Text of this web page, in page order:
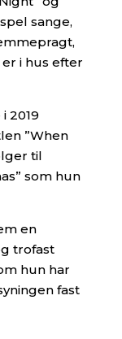
sange,
i hus efter
2019
”When
til
som hun
en
trofast
hun har
fast